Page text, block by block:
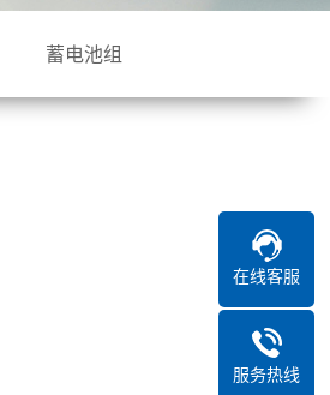
蓄电池组
在线客服
服务热线